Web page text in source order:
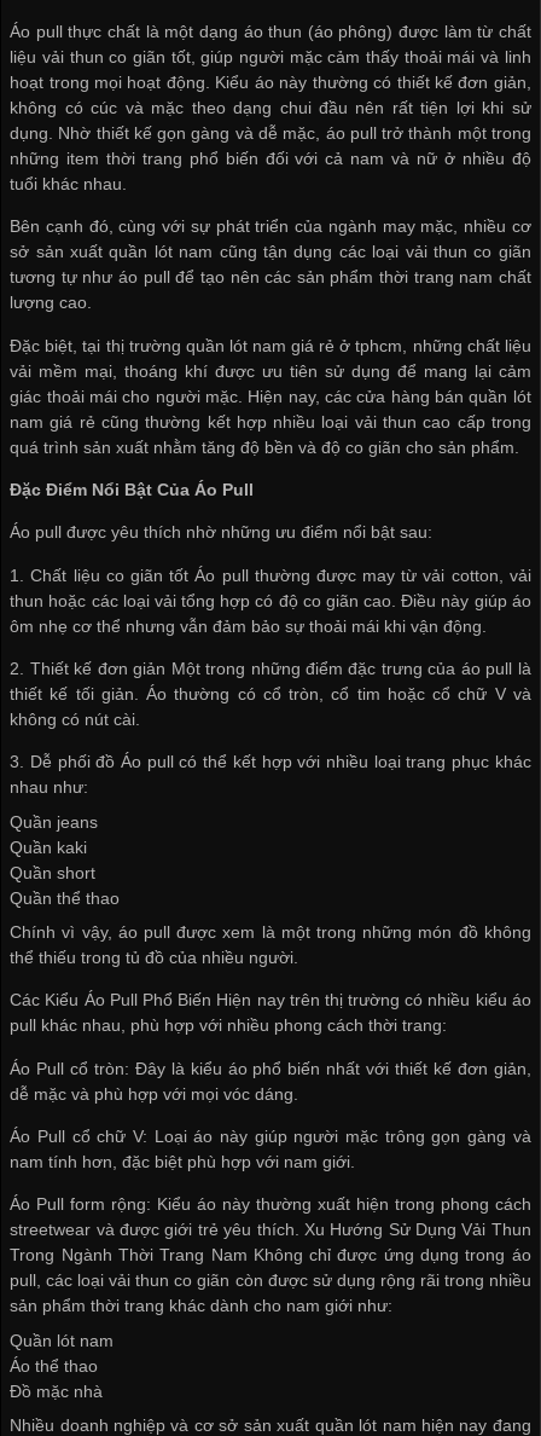
Áo pull thực chất là một dạng áo thun (áo phông) được làm từ chất
liệu vải thun co giãn tốt, giúp người mặc cảm thấy thoải mái và linh
hoạt trong mọi hoạt động. Kiểu áo này thường có thiết kế đơn giản,
không có cúc và mặc theo dạng chui đầu nên rất tiện lợi khi sử
dụng. Nhờ thiết kế gọn gàng và dễ mặc, áo pull trở thành một trong
những item thời trang phổ biến đối với cả nam và nữ ở nhiều độ
tuổi khác nhau.
Bên cạnh đó, cùng với sự phát triển của ngành may mặc, nhiều cơ
sở sản xuất quần lót nam cũng tận dụng các loại vải thun co giãn
tương tự như áo pull để tạo nên các sản phẩm thời trang nam chất
lượng cao.
Đặc biệt, tại thị trường quần lót nam giá rẻ ở tphcm , những chất liệu
vải mềm mại, thoáng khí được ưu tiên sử dụng để mang lại cảm
giác thoải mái cho người mặc. Hiện nay, các cửa hàng bán quần lót
nam giá rẻ cũng thường kết hợp nhiều loại vải thun cao cấp trong
quá trình sản xuất nhằm tăng độ bền và độ co giãn cho sản phẩm.
Đặc Điểm Nổi Bật Của Áo Pull
Áo pull được yêu thích nhờ những ưu điểm nổi bật sau:
1. Chất liệu co giãn tốt Áo pull thường được may từ vải cotton, vải
thun hoặc các loại vải tổng hợp có độ co giãn cao. Điều này giúp áo
ôm nhẹ cơ thể nhưng vẫn đảm bảo sự thoải mái khi vận động.
2. Thiết kế đơn giản Một trong những điểm đặc trưng của áo pull là
thiết kế tối giản. Áo thường có cổ tròn, cổ tim hoặc cổ chữ V và
không có nút cài.
3. Dễ phối đồ Áo pull có thể kết hợp với nhiều loại trang phục khác
nhau như:
Quần jeans
Quần kaki
Quần short
Quần thể thao
Chính vì vậy, áo pull được xem là một trong những món đồ không
thể thiếu trong tủ đồ của nhiều người.
Các Kiểu Áo Pull Phổ Biến Hiện nay trên thị trường có nhiều kiểu áo
pull khác nhau, phù hợp với nhiều phong cách thời trang:
Áo Pull cổ tròn: Đây là kiểu áo phổ biến nhất với thiết kế đơn giản,
dễ mặc và phù hợp với mọi vóc dáng.
Áo Pull cổ chữ V: Loại áo này giúp người mặc trông gọn gàng và
nam tính hơn, đặc biệt phù hợp với nam giới.
Áo Pull form rộng: Kiểu áo này thường xuất hiện trong phong cách
streetwear và được giới trẻ yêu thích. Xu Hướng Sử Dụng Vải Thun
Trong Ngành Thời Trang Nam Không chỉ được ứng dụng trong áo
pull, các loại vải thun co giãn còn được sử dụng rộng rãi trong nhiều
sản phẩm thời trang khác dành cho nam giới như:
Quần lót nam
Áo thể thao
Đồ mặc nhà
Nhiều doanh nghiệp và cơ sở sản xuất quần lót nam hiện nay đang